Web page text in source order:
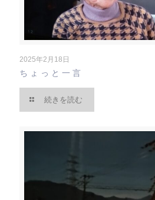
2025年2月18日
ちょっと一言
続きを読む